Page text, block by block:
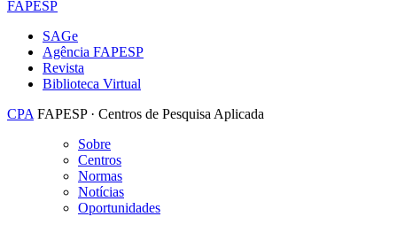
FAPESP
SAGe
Agência FAPESP
Revista
Biblioteca Virtual
CPA FAPESP · Centros de Pesquisa Aplicada
Sobre
Centros
Normas
Notícias
Oportunidades